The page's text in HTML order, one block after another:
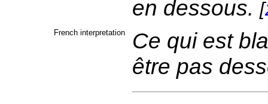
en dessous. [
French interpretation
Ce qui est
être pas